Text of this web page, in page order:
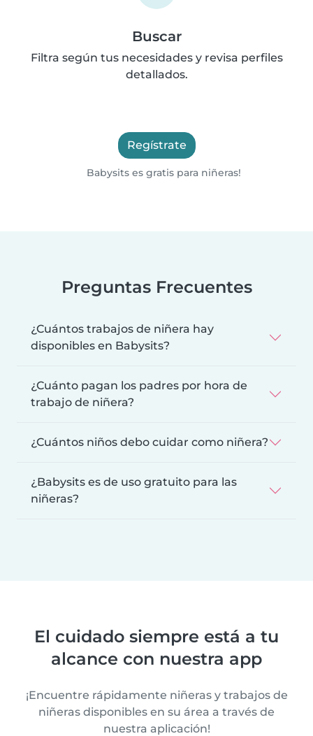
Buscar
Filtra según tus necesidades y revisa perfiles
detallados.
Regístrate
Babysits es gratis para niñeras!
Preguntas Frecuentes
¿Cuántos trabajos de niñera hay
disponibles en Babysits?
¿Cuánto pagan los padres por hora de
trabajo de niñera?
¿Cuántos niños debo cuidar como niñera?
¿Babysits es de uso gratuito para las
niñeras?
El cuidado siempre está a tu
alcance con nuestra app
¡Encuentre rápidamente niñeras y trabajos de
niñeras disponibles en su área a través de
nuestra aplicación!